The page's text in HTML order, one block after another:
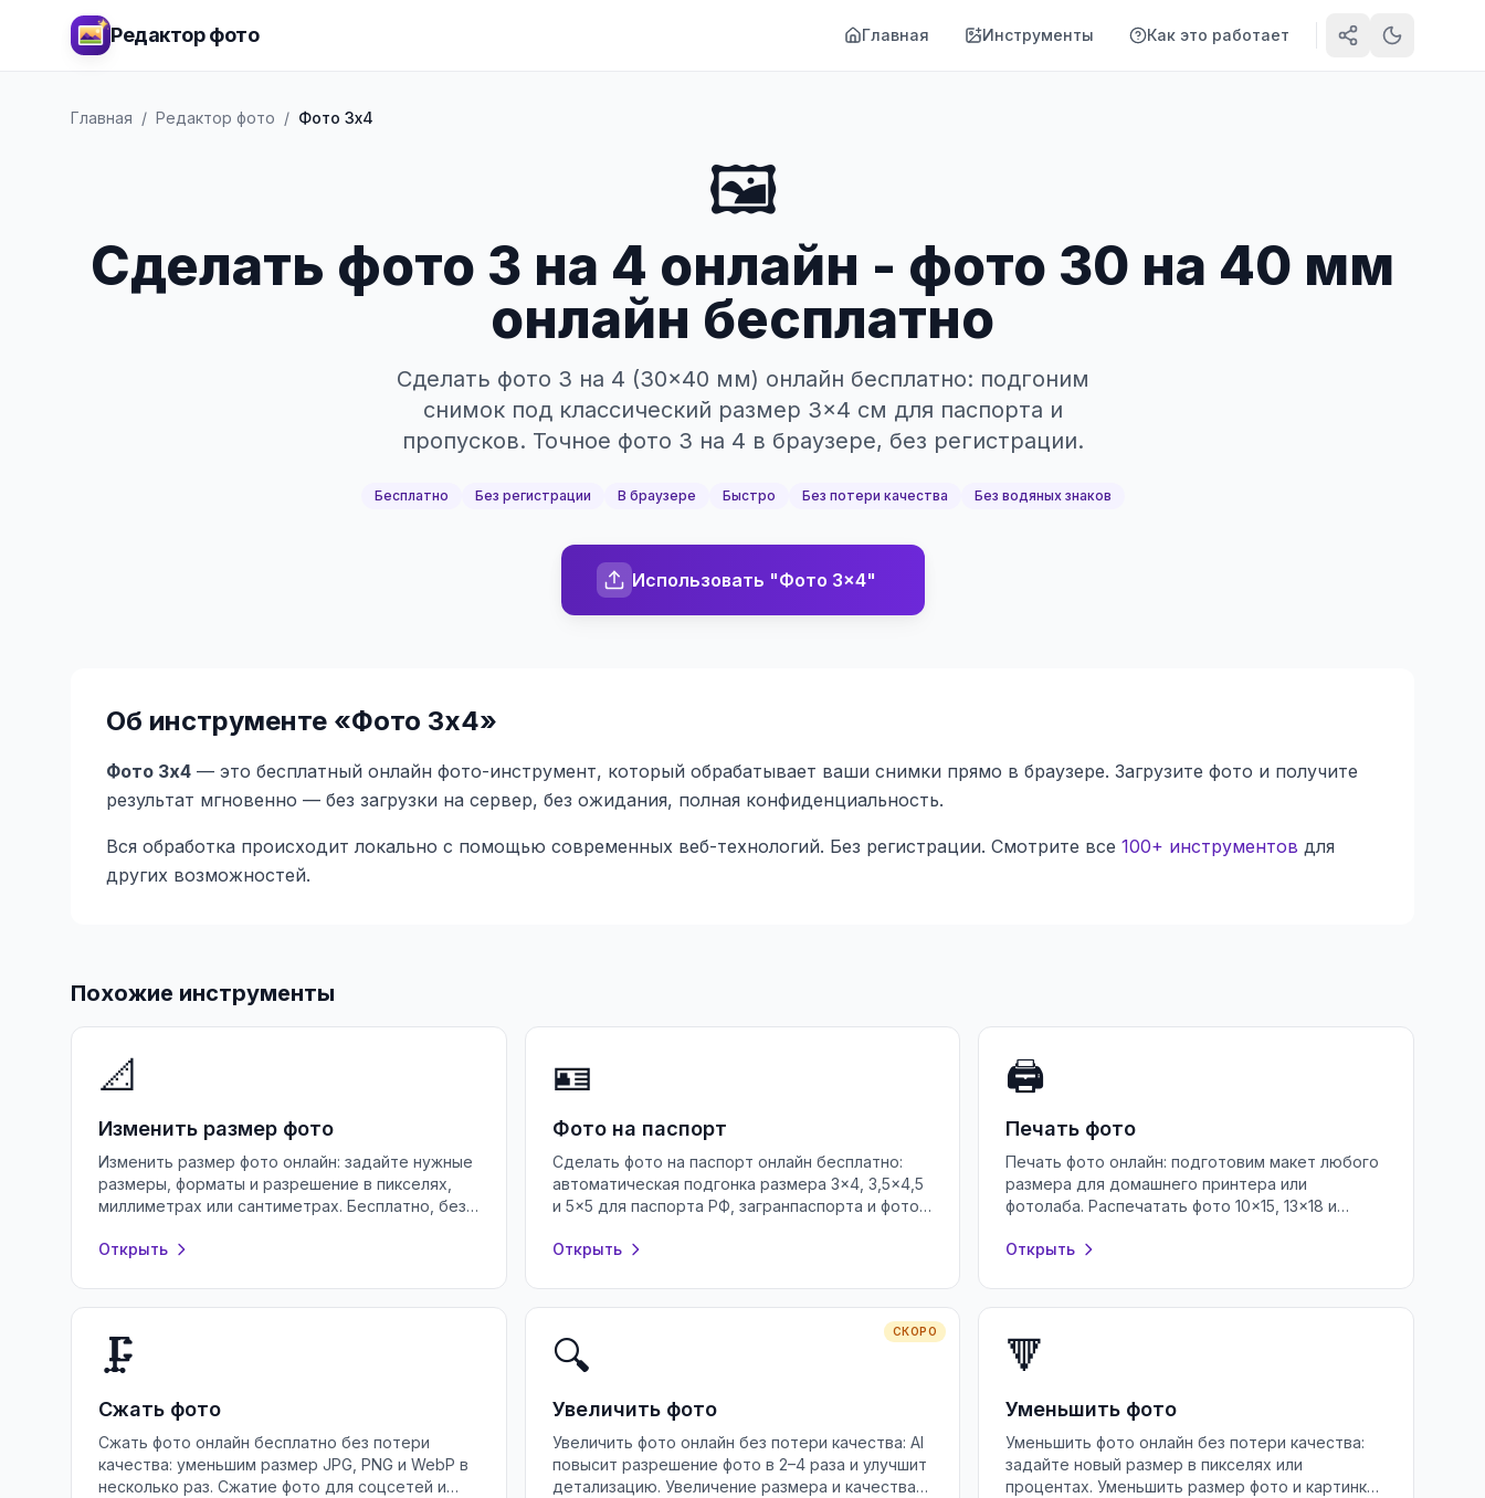
Редактор фото Главная Инструменты Как это работает
Главная / Редактор фото / Фото 3x4
🖼️
Сделать фото 3 на 4 онлайн - фото 30 на 40 мм
онлайн бесплатно
Сделать фото 3 на 4 (30×40 мм) онлайн бесплатно: подгоним
снимок под классический размер 3×4 см для паспорта и
пропусков. Точное фото 3 на 4 в браузере, без регистрации.
Бесплатно Без регистрации В браузере Быстро Без потери качества Без водяных знаков
Использовать "Фото 3x4"
Об инструменте «Фото 3x4»
Фото 3x4 — это бесплатный онлайн фото-инструмент, который обрабатывает ваши снимки прямо в браузере. Загрузите фото и получите
результат мгновенно — без загрузки на сервер, без ожидания, полная конфиденциальность.
Вся обработка происходит локально с помощью современных веб-технологий. Без регистрации. Смотрите все 100+ инструментов для
других возможностей.
Похожие инструменты
📐
Изменить размер фото
Изменить размер фото онлайн: задайте нужные
размеры, форматы и разрешение в пикселях,
миллиметрах или сантиметрах. Бесплатно, без
Открыть
🪪
Фото на паспорт
Сделать фото на паспорт онлайн бесплатно:
автоматическая подгонка размера 3×4, 3,5×4,5
и 5×5 для паспорта РФ, загранпаспорта и фото
Открыть
🖨️
Печать фото
Печать фото онлайн: подготовим макет любого
размера для домашнего принтера или
фотолаба. Распечатать фото 10×15, 13×18 и
регистрации.
Открыть
🗜️
Сжать фото
Сжать фото онлайн бесплатно без потери
качества: уменьшим размер JPG, PNG и WebP в
несколько раз. Сжатие фото для соцсетей и
СКОРО
🔍
Увеличить фото
Увеличить фото онлайн без потери качества: AI
повысит разрешение фото в 2–4 раза и улучшит
детализацию. Увеличение размера и качества
🔻
Уменьшить фото
Уменьшить фото онлайн без потери качества:
задайте новый размер в пикселях или
процентах. Уменьшить размер фото и картинки